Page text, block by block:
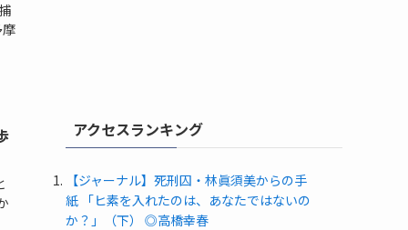
アクセスランキング
【ジャーナル】死刑囚・林眞須美からの手
紙 「ヒ素を入れたのは、あなたではないの
か？」（下） ◎高橋幸春